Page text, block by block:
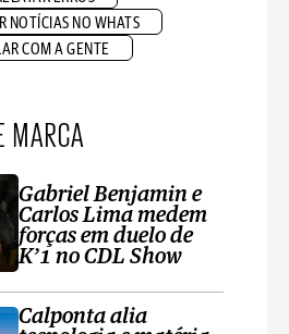
NOTÍCIAS NO WHATS
COM A GENTE
MARCA
Gabriel Benjamin e
Carlos Lima medem
forças em duelo de
K’1 no CDL Show
Calponta alia